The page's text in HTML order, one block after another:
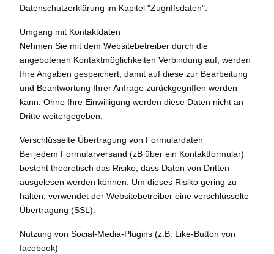
Datenschutzerklärung im Kapitel "Zugriffsdaten".
Umgang mit Kontaktdaten
Nehmen Sie mit dem Websitebetreiber durch die
angebotenen Kontaktmöglichkeiten Verbindung auf, werden
Ihre Angaben gespeichert, damit auf diese zur Bearbeitung
und Beantwortung Ihrer Anfrage zurückgegriffen werden
kann. Ohne Ihre Einwilligung werden diese Daten nicht an
Dritte weitergegeben.
Verschlüsselte Übertragung von Formulardaten
Bei jedem Formularversand (zB über ein Kontaktformular)
besteht theoretisch das Risiko, dass Daten von Dritten
ausgelesen werden können. Um dieses Risiko gering zu
halten, verwendet der Websitebetreiber eine verschlüsselte
Übertragung (SSL).
Nutzung von Social-Media-Plugins (z.B. Like-Button von
facebook)